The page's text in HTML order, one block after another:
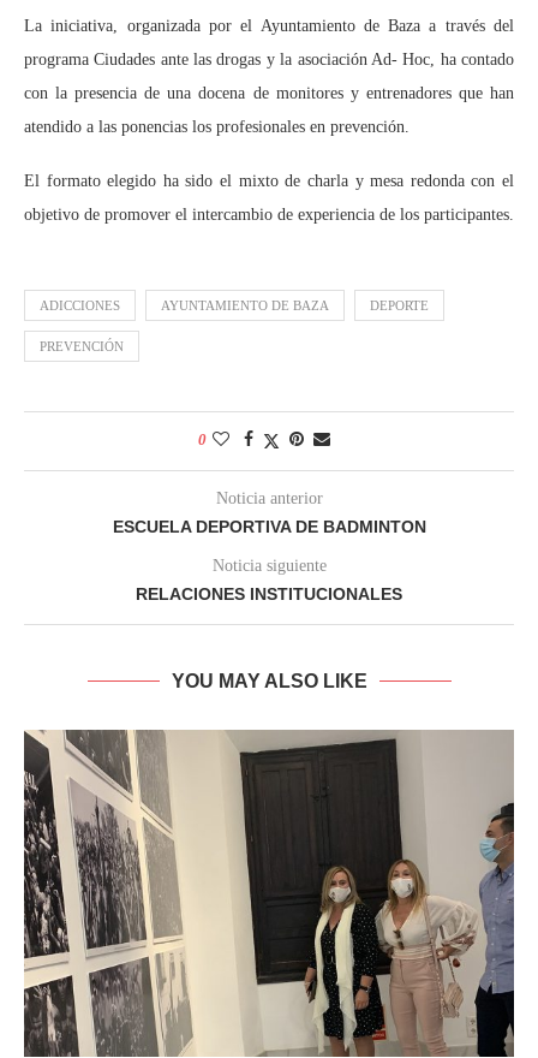
La iniciativa, organizada por el Ayuntamiento de Baza a través del
programa Ciudades ante las drogas y la asociación Ad- Hoc, ha contado
con la presencia de una docena de monitores y entrenadores que han
atendido a las ponencias los profesionales en prevención.
El formato elegido ha sido el mixto de charla y mesa redonda con el
objetivo de promover el intercambio de experiencia de los participantes.
ADICCIONES AYUNTAMIENTO DE BAZA DEPORTE
PREVENCIÓN
0
Noticia anterior
ESCUELA DEPORTIVA DE BADMINTON
Noticia siguiente
RELACIONES INSTITUCIONALES
YOU MAY ALSO LIKE